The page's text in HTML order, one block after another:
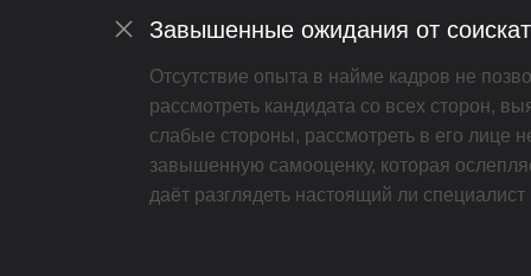
Завышенные ожидания от
Отсутствие опыта в найме кадров не
рассмотреть кандидата со всех сторон,
слабые стороны, рассмотреть в его лице
завышенную самооценку, которая
даёт разглядеть настоящий ли